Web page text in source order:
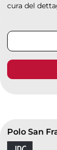
cura del